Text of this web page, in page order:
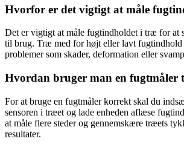
Hvorfor er det vigtigt at måle
Det er vigtigt at måle fugtindholdet i træ for at
til brug. Træ med for højt eller lavt fugtindhold
problemer som skader, deformation eller
Hvordan bruger man en
For at bruge en fugtmåler korrekt skal du
sensoren i træet og lade enheden aflæse
at måle flere steder og gennemskære træets
resultater.